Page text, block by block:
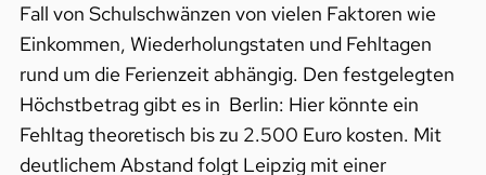
Fall von Schulschwänzen von vielen Faktoren wie
Einkommen, Wiederholungstaten und Fehltagen
rund um die Ferienzeit abhängig. Den festgelegten
Höchstbetrag gibt es in Berlin: Hier könnte ein
Fehltag theoretisch bis zu 2.500 Euro kosten. Mit
deutlichem Abstand folgt Leipzig mit einer